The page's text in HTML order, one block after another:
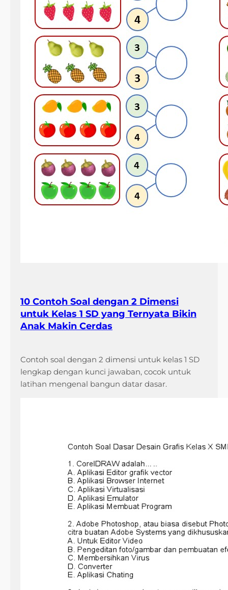
10 Contoh Soal dengan 2 Dimensi
untuk Kelas 1 SD yang Ternyata Bikin
Anak Makin Cerdas
Contoh soal dengan 2 dimensi untuk kelas 1 SD
lengkap dengan kunci jawaban, cocok untuk
latihan mengenal bangun datar dasar.